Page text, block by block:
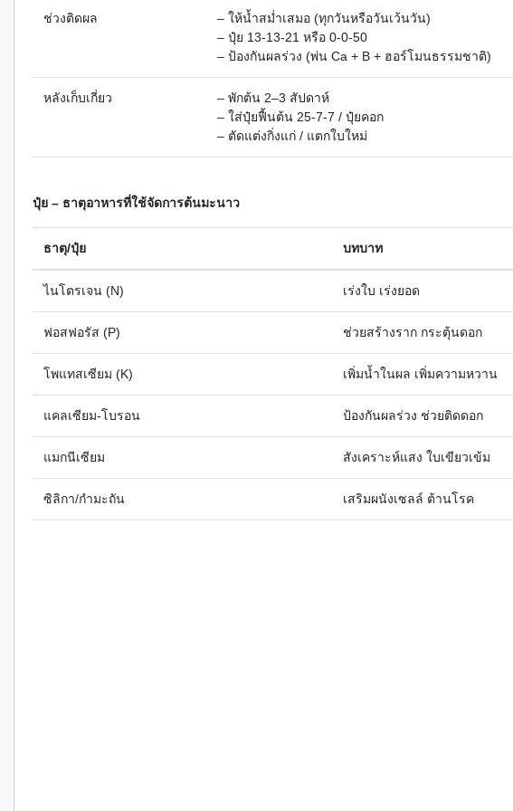
ช่วงติดผล
– ให้น้ำสม่ำเสมอ (ทุกวันหรือวันเว้นวัน)
– ปุ๋ย 13-13-21 หรือ 0-0-50
– ป้องกันผลร่วง (พ่น Ca + B + ฮอร์โมนธรรมชาติ)
หลังเก็บเกี่ยว
– พักต้น 2–3 สัปดาห์
– ใส่ปุ๋ยฟื้นต้น 25-7-7 / ปุ๋ยคอก
– ตัดแต่งกิ่งแก่ / แตกใบใหม่
ปุ๋ย – ธาตุอาหารที่ใช้จัดการต้นมะนาว
ธาตุ/ปุ๋ย บทบาท
ไนโตรเจน (N) เร่งใบ เร่งยอด
ฟอสฟอรัส (P) ช่วยสร้างราก กระตุ้นดอก
โพแทสเซียม (K) เพิ่มน้ำในผล เพิ่มความหวาน
แคลเซียม-โบรอน ป้องกันผลร่วง ช่วยติดดอก
แมกนีเซียม สังเคราะห์แสง ใบเขียวเข้ม
ซิลิกา/กำมะถัน เสริมผนังเซลล์ ต้านโรค